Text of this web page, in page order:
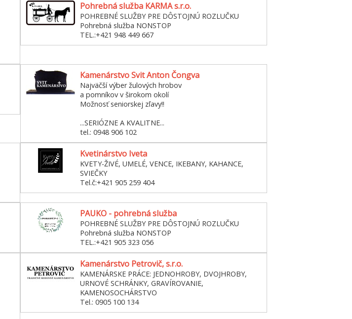
Pohrebná služba KARMA s.r.o.
POHREBNÉ SLUŽBY PRE DÔSTOJNÚ ROZLUČKU
Pohrebná služba NONSTOP
TEL.:+421 948 449 667
Kamenárstvo Svit Anton Čongva
Najväčší výber žulových hrobov
a pomníkov v širokom okolí
Možnosť seniorskej zľavy!!
...SERIÓZNE A KVALITNE...
tel.: 0948 906 102
Kvetinárstvo Iveta
KVETY-ŽIVÉ, UMELÉ, VENCE, IKEBANY, KAHANCE,
SVIEČKY
Tel.č:+421 905 259 404
PAUKO - pohrebná služba
POHREBNÉ SLUŽBY PRE DÔSTOJNÚ ROZLUČKU
Pohrebná služba NONSTOP
TEL.:+421 905 323 056
Kamenárstvo Petrovič, s.r.o.
KAMENÁRSKE PRÁCE: JEDNOHROBY, DVOJHROBY,
URNOVÉ SCHRÁNKY, GRAVÍROVANIE,
KAMENOSOCHÁRSTVO
Tel.: 0905 100 134